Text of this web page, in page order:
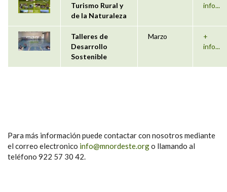
Turismo Rural y
de la Naturaleza
info...
Talleres de
Desarrollo
Sostenible
Marzo
+
info...
Para más información puede contactar con nosotros mediante
el correo electronico info@mnordeste.orgo llamando al
teléfono 922 57 30 42.